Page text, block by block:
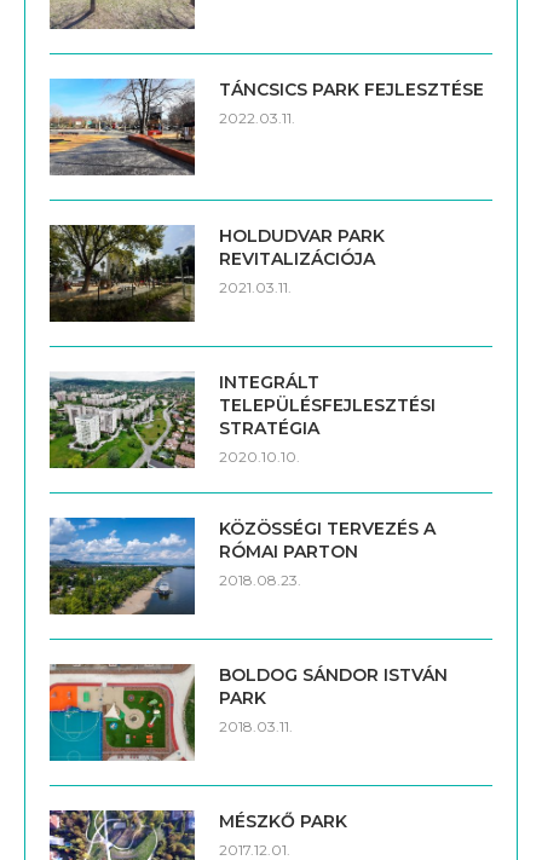
TÁNCSICS PARK FEJLESZTÉSE
2022.03.11.
HOLDUDVAR PARK
REVITALIZÁCIÓJA
2021.03.11.
INTEGRÁLT
TELEPÜLÉSFEJLESZTÉSI
STRATÉGIA
2020.10.10.
KÖZÖSSÉGI TERVEZÉS A
RÓMAI PARTON
2018.08.23.
BOLDOG SÁNDOR ISTVÁN
PARK
2018.03.11.
MÉSZKŐ PARK
2017.12.01.